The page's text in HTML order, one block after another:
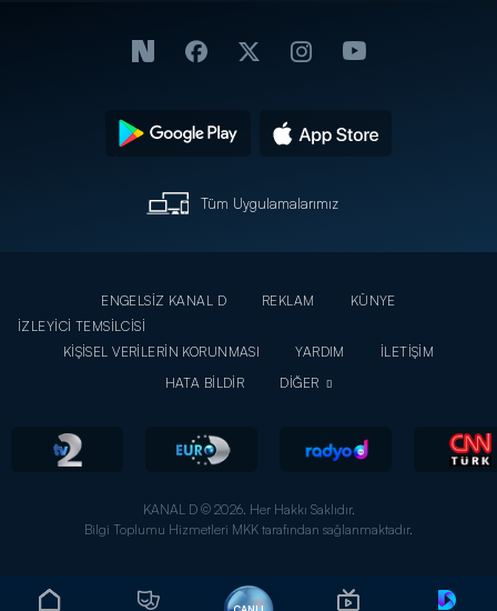
Tüm Uygulamalarımız
ENGELSİZ KANAL D REKLAM
KÜNYE
İZLEYİCİ TEMSİLCİSİ
KİŞİSEL VERİLERİN KORUNMASI
YARDIM
İLETİŞİM
HATA BİLDİR
DİĞER
KANAL D © 2026. Her Hakkı Saklıdır.
Bilgi Toplumu Hizmetleri MKK tarafından sağlanmaktadır.